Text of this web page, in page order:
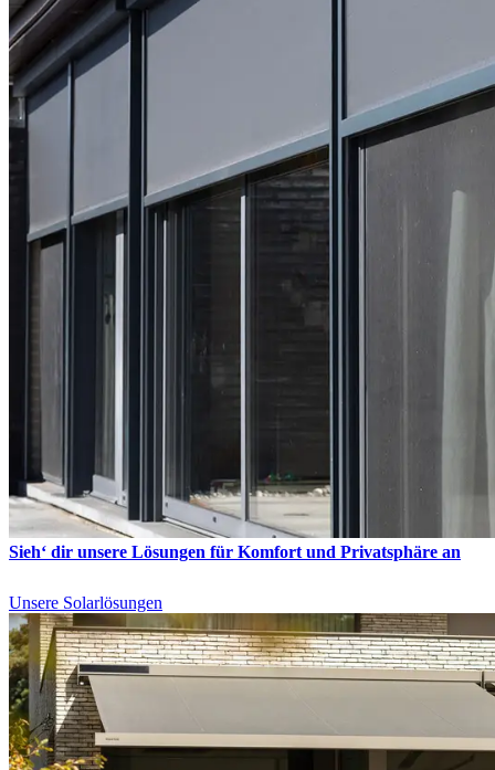
Sieh‘ dir unsere Lösungen für Komfort und Privatsphäre an
Unsere Solarlösungen